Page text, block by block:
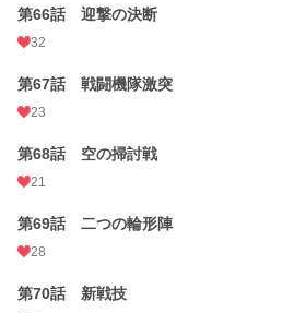
第66話 迎撃の決断
32
第67話 戦闘機隊激突
23
第68話 空の掃討戦
21
第69話 二つの輪形陣
28
第70話 新戦技